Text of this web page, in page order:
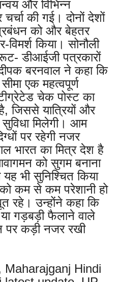
और विभिन्न
की गई। दोनों देशों
को और बेहतर
विमर्श किया। सोनौली
रूट- डीआईजी पत्रकारों
बरनवाल ने कहा कि
एक महत्वपूर्ण
चेक पोस्ट का
जिससे यात्रियों और
सुविधा मिलेगी। आम
पर रहेगी नजर
भारत का मित्र देश है
को सुगम बनाना
भी सुनिश्चित किया
कम से कम परेशानी हो
रहे। उन्होंने कहा कि
गड़बड़ी फैलाने वाले
पर कड़ी नजर रखी
Maharajganj Hindi